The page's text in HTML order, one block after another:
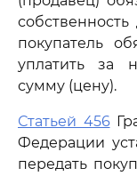
покупатель
уплатить за
сумму (цену).
Статьей 456
Федерации
передать